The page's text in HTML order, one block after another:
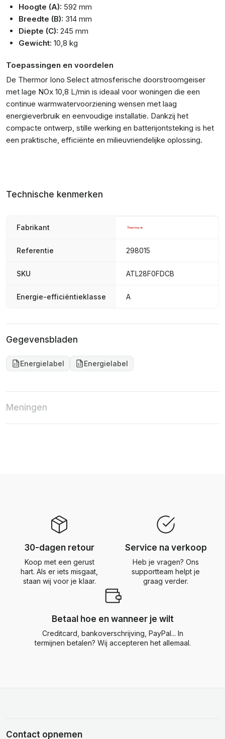
Hoogte (A): 592 mm
Breedte (B): 314 mm
Diepte (C): 245 mm
Gewicht: 10,8 kg
Toepassingen en voordelen
De Thermor Iono Select atmosferische doorstroomgeiser
met lage NOx 10,8 L/min is ideaal voor woningen die een
continue warmwatervoorziening wensen met laag
energieverbruik en eenvoudige installatie. Dankzij het
compacte ontwerp, stille werking en batterijontsteking is het
een praktische, efficiënte en milieuvriendelijke oplossing.
Technische kenmerken
Fabrikant
Referentie 298015
SKU ATL28F0FDCB
Energie-efficiëntieklasse A
Gegevensbladen
Energielabel Energielabel
Meningen
30-dagen retour
Koop met een gerust
hart. Als er iets misgaat,
staan wij voor je klaar.
Service na verkoop
Heb je vragen? Ons
supportteam helpt je
graag verder.
Betaal hoe en wanneer je wilt
Creditcard, bankoverschrijving, PayPal... In
termijnen betalen? Wij accepteren het allemaal.
Contact opnemen